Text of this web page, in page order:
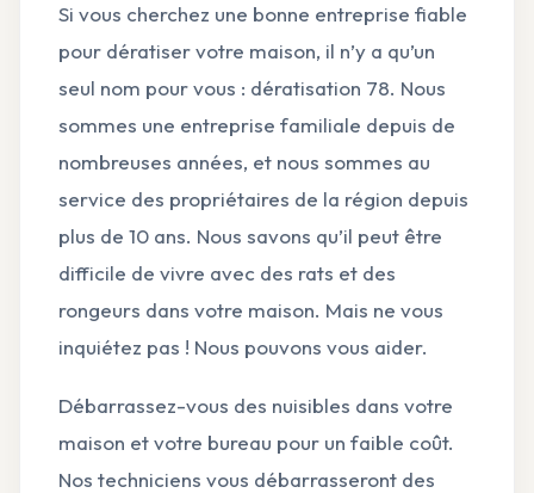
Si vous cherchez une bonne entreprise fiable
pour dératiser votre maison, il n’y a qu’un
seul nom pour vous : dératisation 78. Nous
sommes une entreprise familiale depuis de
nombreuses années, et nous sommes au
service des propriétaires de la région depuis
plus de 10 ans. Nous savons qu’il peut être
difficile de vivre avec des rats et des
rongeurs dans votre maison. Mais ne vous
inquiétez pas ! Nous pouvons vous aider.
Débarrassez-vous des nuisibles dans votre
maison et votre bureau pour un faible coût.
Nos techniciens vous débarrasseront des